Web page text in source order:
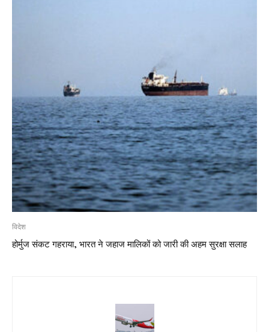
विदेश
होर्मुज संकट गहराया, भारत ने जहाज मालिकों को जारी की अहम सुरक्षा सलाह